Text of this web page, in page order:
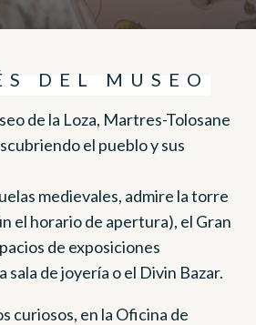
DEL MUSEO
de la Loza, Martres-Tolosane
el pueblo y sus
medievales, admire la torre
el horario de apertura), el Gran
de exposiciones
sala de joyería o el Divin Bazar.
curiosos, en la Oficina de